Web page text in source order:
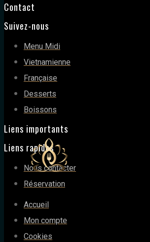
Contact
Suivez-nous
Menu Midi
Vietnamienne
Française
Desserts
Boissons
Liens importants
Liens rapides
Nous contacter
Réservation
Accueil
Mon compte
Cookies